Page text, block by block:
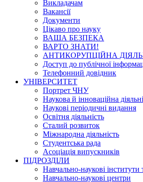
Викладачам
Вакансії
Документи
Цікаво про науку
ВАША БЕЗПЕКА
ВАРТО ЗНАТИ!
АНТИКОРУПЦІЙНА
Доступ до публічної
Телефонний довідник
УНІВЕРСИТЕТ
Портрет ЧНУ
Наукова й інноваційна
Наукові періодичні видання
Освітня діяльність
Сталий розвиток
Міжнародна діяльність
Студентська рада
Асоціація випускників
ПІДРОЗДІЛИ
Навчально-наукові інститути
Навчально-наукові центри